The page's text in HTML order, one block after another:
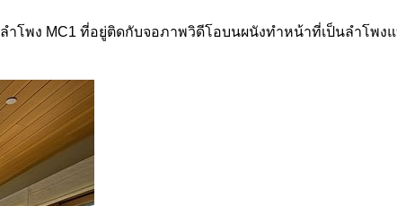
ำโพง MC1 ที่อยู่ติดกับจอภาพวิดีโอบนผนังทำหน้าที่เป็นลำโพง